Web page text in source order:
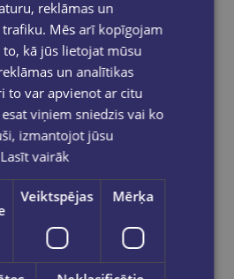
dienu laikā.
uz OMNIVA
pasūtījumiem no €40.00.
jebkurā GLOBUSS
darba dienu laikā, kad
gatavs saņemšanai, saņemsi
SMS.
reklāmas un
Mēs arī kopīgojam
kā jūs lietojat mūsu
un analītikas
to var apvienot ar citu
viņiem sniedzis vai ko
izmantojot jūsu
Lasīt vairāk
Veiktspējas Mērķa